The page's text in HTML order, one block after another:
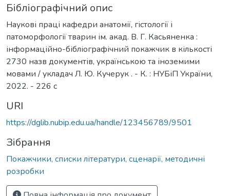
Бібліографічний опис
Наукові праці кафедри анатомії, гістології і
патоморфології тварин ім. акад. В. Г. Касьяненка :
інформаційно-бібліографічний покажчик в кількості
2730 назв документів, українською та іноземими
мовами / укладач Л. Ю. Кучерук . - К. : НУБіП України,
2022. - 226 с
URI
https://dglib.nubip.edu.ua/handle/123456789/9501
Зібрання
Покажчики, списки літератури, сценарії, методичні
розробки